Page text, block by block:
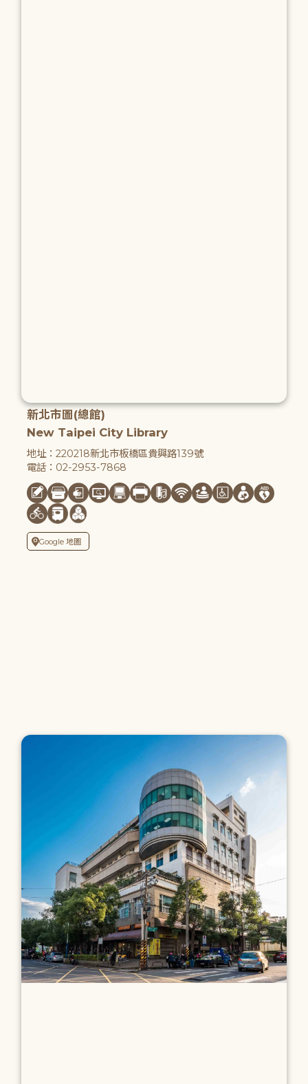
新北市圖(總館)
New Taipei City Library
地址：220218新北市板橋區貴興路139號
電話：02-2953-7868
Google 地圖